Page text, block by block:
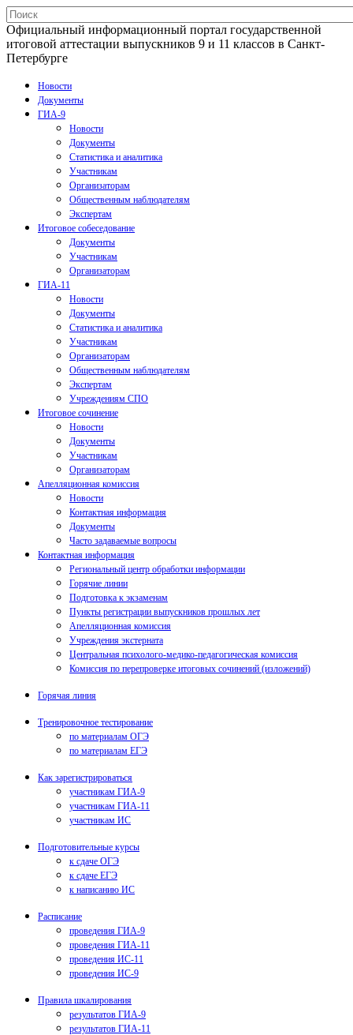
Официальный информационный портал государственной
итоговой аттестации выпускников 9 и 11 классов в Санкт-
Петербурге
Новости
Документы
ГИА-9
Новости
Документы
Статистика и аналитика
Участникам
Организаторам
Общественным наблюдателям
Экспертам
Итоговое собеседование
Документы
Участникам
Организаторам
ГИА-11
Новости
Документы
Статистика и аналитика
Участникам
Организаторам
Общественным наблюдателям
Экспертам
Учреждениям СПО
Итоговое сочинение
Новости
Документы
Участникам
Организаторам
Апелляционная комиссия
Новости
Контактная информация
Документы
Часто задаваемые вопросы
Контактная информация
Региональный центр обработки информации
Горячие линии
Подготовка к экзаменам
Пункты регистрации выпускников прошлых лет
Апелляционная комиссия
Учреждения экстерната
Центральная психолого-медико-педагогическая комиссия
Комиссия по перепроверке итоговых сочинений (изложений)
Горячая линия
Тренировочное тестирование
по материалам ОГЭ
по материалам ЕГЭ
Как зарегистрироваться
участникам ГИА-9
участникам ГИА-11
участникам ИС
Подготовительные курсы
к сдаче ОГЭ
к сдаче ЕГЭ
к написанию ИС
Расписание
проведения ГИА-9
проведения ГИА-11
проведения ИС-11
проведения ИС-9
Правила шкалирования
результатов ГИА-9
результатов ГИА-11